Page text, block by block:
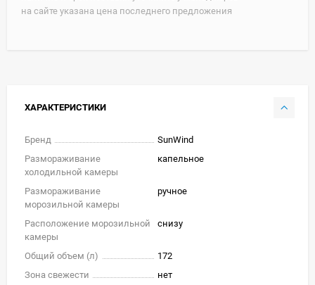
на сайте указана цена последнего предложения
ХАРАКТЕРИСТИКИ
Бренд
SunWind
Размораживание
холодильной камеры
капельное
Размораживание
морозильной камеры
ручное
Расположение морозильной
камеры
снизу
Общий объем (л)
172
Зона свежести
нет